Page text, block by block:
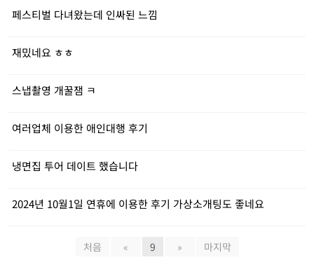
페스티벌 다녀왔는데 인싸된 느낌
재밌네요 ㅎㅎ
스냅촬영 개꿀잼 ㅋ
여러업체 이용한 애인대행 후기
냉면집 투어 데이트 했습니다
2024년 10월1일 연휴에 이용한 후기 가상소개팅도 좋네요
처음 « 9 » 마지막